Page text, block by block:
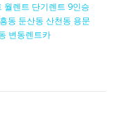
월렌트 단기렌트 9인승
동 둔산동 산천동 용문
변동렌트카